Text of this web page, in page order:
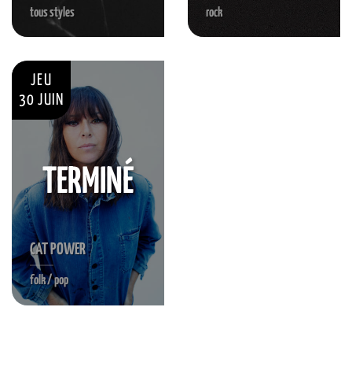
tous styles rock
JEU
30 JUIN
CAT POWER
folk / pop
TERMINÉ